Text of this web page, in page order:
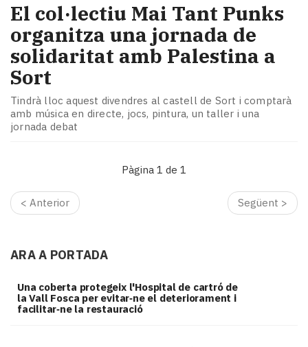
El col·lectiu Mai Tant Punks
organitza una jornada de
solidaritat amb Palestina a
Sort
Tindrà lloc aquest divendres al castell de Sort i comptarà
amb música en directe, jocs, pintura, un taller i una
jornada debat
Pàgina 1 de 1
< Anterior Següent >
ARA A PORTADA
Una coberta protegeix l'Hospital de cartró de
la Vall Fosca per evitar‑ne el deteriorament i
facilitar‑ne la restauració